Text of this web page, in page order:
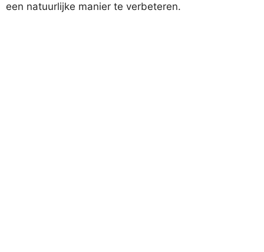
een natuurlijke manier te verbeteren.